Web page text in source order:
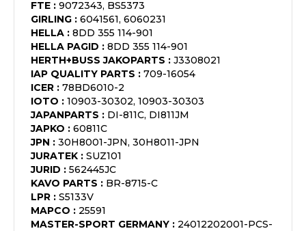
FTE : 9072343, BS5373
GIRLING : 6041561, 6060231
HELLA : 8DD 355 114-901
HELLA PAGID : 8DD 355 114-901
HERTH+BUSS JAKOPARTS : J3308021
IAP QUALITY PARTS : 709-16054
ICER : 78BD6010-2
IOTO : 10903-30302, 10903-30303
JAPANPARTS : DI-811C, DI811JM
JAPKO : 60811C
JPN : 30H8001-JPN, 30H8011-JPN
JURATEK : SUZ101
JURID : 562445JC
KAVO PARTS : BR-8715-C
LPR : S5133V
MAPCO : 25591
MASTER-SPORT GERMANY : 24012202001-PCS-